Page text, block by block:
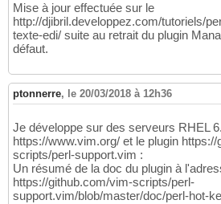
Mise à jour effectuée sur le
http://djibril.developpez.com/tutoriels/
texte-edi/ suite au retrait du plugin
défaut.
ptonnerre, le 20/03/2018 à 12h36
Je développe sur des serveurs RHEL
https://www.vim.org/ et le plugin
scripts/perl-support.vim :
Un résumé de la doc du plugin à
https://github.com/vim-scripts/perl-
support.vim/blob/master/doc/perl-hot-